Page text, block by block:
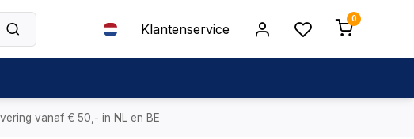
Klantenservice
0
vanaf € 50,- in NL en BE